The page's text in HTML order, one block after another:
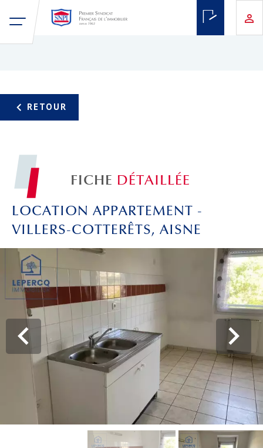
FICHE DÉTAILLÉE
LOCATION APPARTEMENT -
VILLERS-COTTERÊTS, AISNE